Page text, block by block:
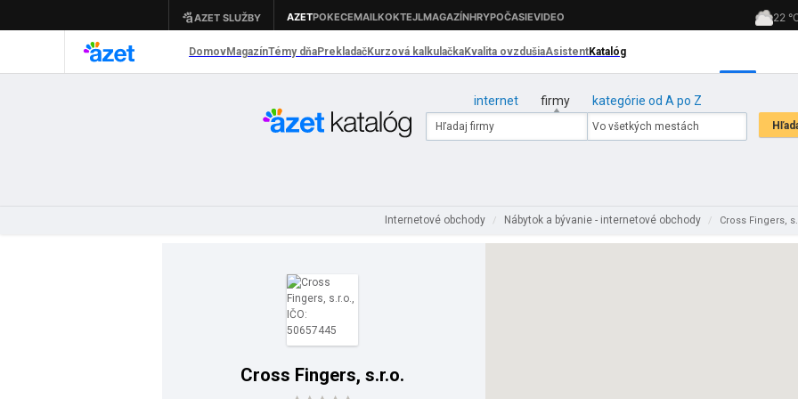
internet firmy kategórie od A po Z
Internetové obchody / Nábytok a bývanie - internetové obchody / Cross Fingers,
Cross Fingers, s.r.o.